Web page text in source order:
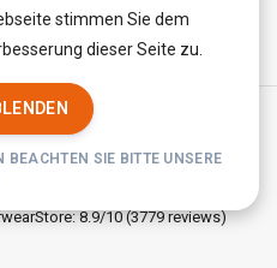
Privacy Policy
| Realisatie InStijl Media
8.9/10 (3779 reviews)
stimmen Sie dem
dieser Seite zu.
BEACHTEN SIE BITTE UNSERE